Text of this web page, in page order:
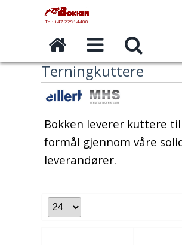
Tel: +47 22914400
Terningkuttere
Bokken leverer kuttere
formål gjennom våre
leverandører.